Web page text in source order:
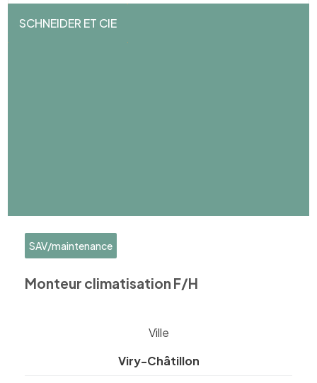
SCHNEIDER ET CIE
SAV/maintenance
Monteur climatisation F/H
Ville
Viry-Châtillon